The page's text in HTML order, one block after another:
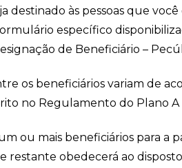
destinado às pessoas que
específico
de Beneficiário –
os beneficiários variam de
no Regulamento do Plano A
ou mais beneficiários para a
restante obedecerá ao